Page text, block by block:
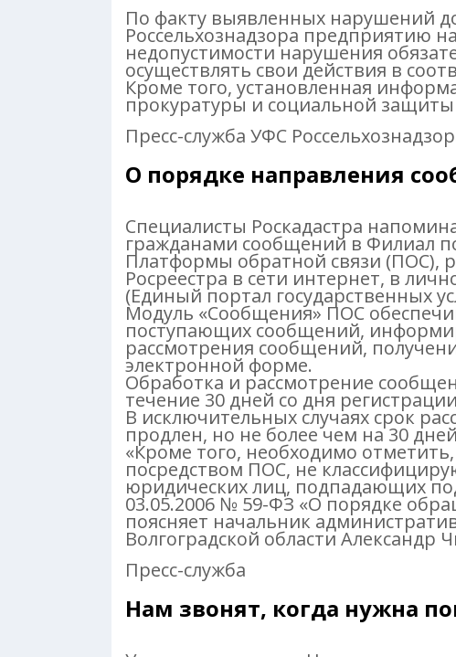
По факту выявленных нарушений
Россельхознадзора предприятию
недопустимости нарушения
осуществлять свои действия в
Кроме того, установленная
прокуратуры и социальной защиты
Пресс-служба УФС
О порядке направления
Специалисты Роскадастра
гражданами сообщений в Филиал
Платформы обратной связи (ПОС),
Росреестра в сети интернет, в
(Единый портал государственных
Модуль «Сообщения» ПОС
поступающих сообщений,
рассмотрения сообщений,
электронной форме.
Обработка и рассмотрение
течение 30 дней со дня
В исключительных случаях срок
продлен, но не более чем на 30
«Кроме того, необходимо
посредством ПОС, не
юридических лиц, подпадающих
03.05.2006 № 59-ФЗ «О порядке
поясняет начальник
Волгоградской области Александр
Пресс-служба
Нам звонят, когда нужна